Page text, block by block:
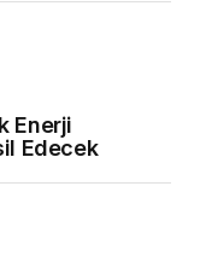
Enerji
Edecek